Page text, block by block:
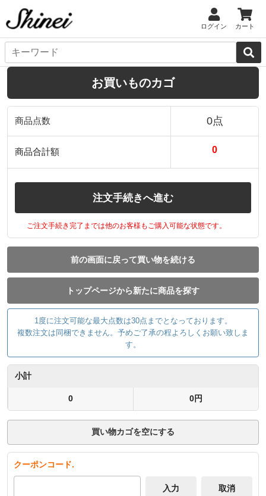
ログイン カート
お買いものカゴ
商品点数 0点
商品合計額 0
注文手続きへ進む
ご注文手続き完了までは他のお客様もご購入可能な状態です。
前の画面に戻って買い物を続ける
トップページから新たに商品を探す
1度に注文可能な最大点数は30点までとなっております。
複数注文は同梱できません。予めご了承の程よろしくお願い致しま
す。
小計
0 0円
買い物カゴを空にする
クーポンコード.